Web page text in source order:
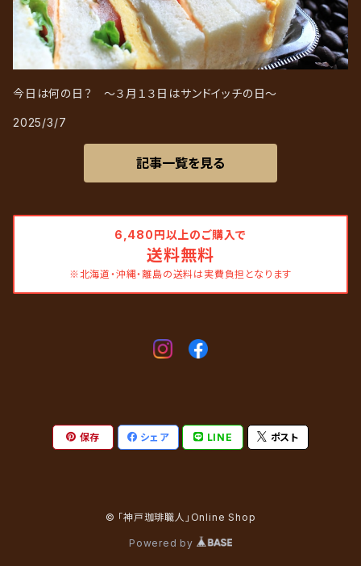
今日は何の日？ ～３月１３日はサンドイッチの日～
2025/3/7
記事一覧を見る
6,480円以上のご購入で
送料無料
※北海道・沖縄・離島の送料は実費負担となります
保存 シェア LINE ポスト
© 「神戸珈琲職人」Online Shop
Powered by